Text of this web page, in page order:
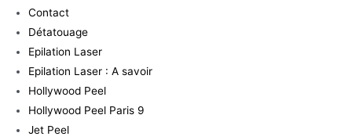
Contact
Détatouage
Epilation Laser
Epilation Laser : A savoir
Hollywood Peel
Hollywood Peel Paris 9
Jet Peel